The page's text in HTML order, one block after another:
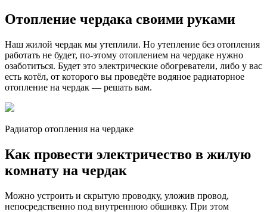
Отопление чердака своими руками
Наш жилой чердак мы утеплили. Но утепление без отопления
работать не будет, по-этому отоплением на чердаке нужно
озаботиться. Будет это электрические обогреватели, либо у вас
есть котёл, от которого вы проведёте водяное радиаторное
отопление на чердак — решать вам.
Радиатор отопления на чердаке
Как провести электричество в жилую
комнату на чердак
Можно устроить и скрытую проводку, уложив провод,
непосредственно под внутреннюю обшивку. При этом